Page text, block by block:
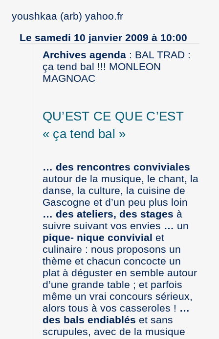
youshkaa (arb) yahoo.fr
Le samedi 10 janvier 2009 à 10:00
Archives agenda: BAL TRAD :
ça tend bal !!! MONLEON
MAGNOAC
QU’EST CE QUE C’EST
« ça tend bal »
… des rencontres conviviales
autour de la musique, le chant, la
danse, la culture, la cuisine de
Gascogne et d’un peu plus loin
… des ateliers, des stages à
suivre suivant vos envies … un
pique- nique convivial et
culinaire : nous proposons un
thème et chacun concocte un
plat à déguster en semble autour
d’une grande table ; et parfois
même un vrai concours sérieux,
alors tous à vos casseroles ! …
des bals endiablés et sans
scrupules, avec de la musique